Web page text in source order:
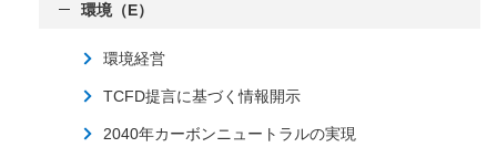
環境（E）
環境経営
TCFD提言に基づく情報開示
2040年カーボンニュートラルの実現